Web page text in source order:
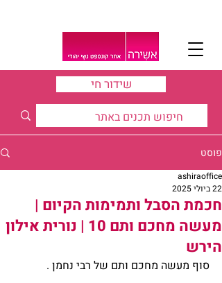
שידור חי
פוסט
חכמת הסבל ותמימות הקיום |
מעשה מחכם ותם 10 | נורית אילון
הירש
ashiraoffice
22 ביולי 2025
סוף מעשה מחכם ותם של רבי נחמן .